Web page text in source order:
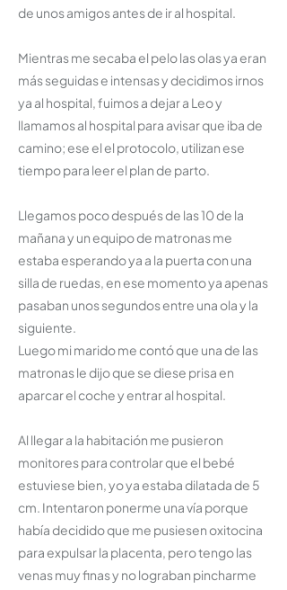
de unos amigos antes de ir al hospital.
Mientras me secaba el pelo las olas ya eran
más seguidas e intensas y decidimos irnos
ya al hospital, fuimos a dejar a Leo y
llamamos al hospital para avisar que iba de
camino; ese el el protocolo, utilizan ese
tiempo para leer el plan de parto.
Llegamos poco después de las 10 de la
mañana y un equipo de matronas me
estaba esperando ya a la puerta con una
silla de ruedas, en ese momento ya apenas
pasaban unos segundos entre una ola y la
siguiente.
Luego mi marido me contó que una de las
matronas le dijo que se diese prisa en
aparcar el coche y entrar al hospital.
Al llegar a la habitación me pusieron
monitores para controlar que el bebé
estuviese bien, yo ya estaba dilatada de 5
cm. Intentaron ponerme una vía porque
había decidido que me pusiesen oxitocina
para expulsar la placenta, pero tengo las
venas muy finas y no lograban pincharme